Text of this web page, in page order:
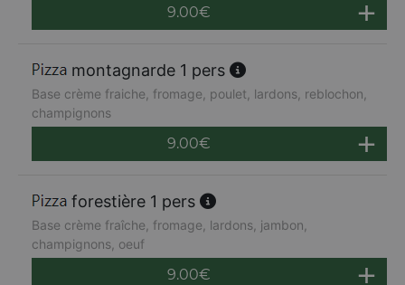
9.00€
montagnarde 1 pers
Base crème fraiche, fromage, poulet, lardons, reblochon,
champignons
9.00€
forestière 1 pers
Base crème fraîche, fromage, lardons, jambon,
champignons, oeuf
9.00€